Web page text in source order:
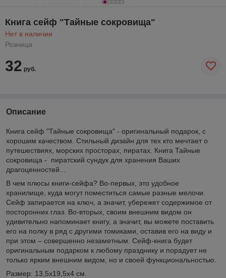
Книга сейф "Тайные сокровища"
Нет в наличии
Розница
32 руб.
Описание
Книга сейф "Тайные сокровища" - оригинальный подарок, с
хорошим качеством. Стильный дизайн для тех кто мечтает о
путешествиях, морских просторах, пиратах. Книга Тайные
сокровища - пиратский сундук для хранения Ваших
драгоценностей...
В чем плюсы книги-сейфа? Во-первых, это удобное
хранилище, куда могут поместиться самые разные мелочи.
Сейф запирается на ключ, а значит, убережет содержимое от
посторонних глаз. Во-вторых, своим внешним видом он
удивительно напоминает книгу, а значит, вы можете поставить
его на полку в ряд с другими томиками, оставив его на виду и
при этом – совершенно незаметным. Сейф-книга будет
оригинальным подарком к любому празднику и порадует не
только ярким внешним видом, но и своей функциональностью.
Размер: 13,5х19,5х4 см.